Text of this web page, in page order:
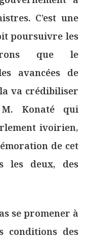
C’est une
poursuivre les
que le
avancées de
va crédibiliser
Konaté qui
ivoirien,
de cet
les deux, des
se promener à
conditions des